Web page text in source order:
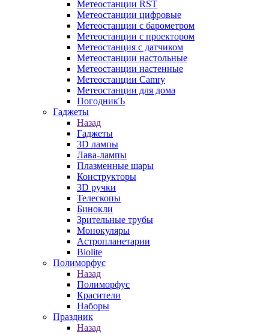
Метеостанции RST
Метеостанции цифровые
Метеостанции с барометром
Метеостанции с проектором
Метеостанция с датчиком
Метеостанции настольные
Метеостанции настенные
Метеостанции Camry
Метеостанции для дома
ПогодникЪ
Гаджеты
Назад
Гаджеты
3D лампы
Лава-лампы
Плазменные шары
Конструкторы
3D ручки
Телескопы
Бинокли
Зрительные трубы
Монокуляры
Астропланетарии
Biolite
Полиморфус
Назад
Полиморфус
Красители
Наборы
Праздник
Назад